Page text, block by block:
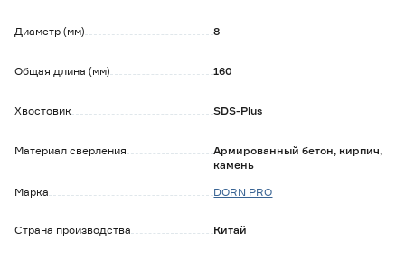
Диаметр (мм) 8
Общая длина (мм) 160
Хвостовик SDS-Plus
Материал сверления
Армированный бетон, кирпич,
камень
Марка
DORN PRO
Страна производства Китай